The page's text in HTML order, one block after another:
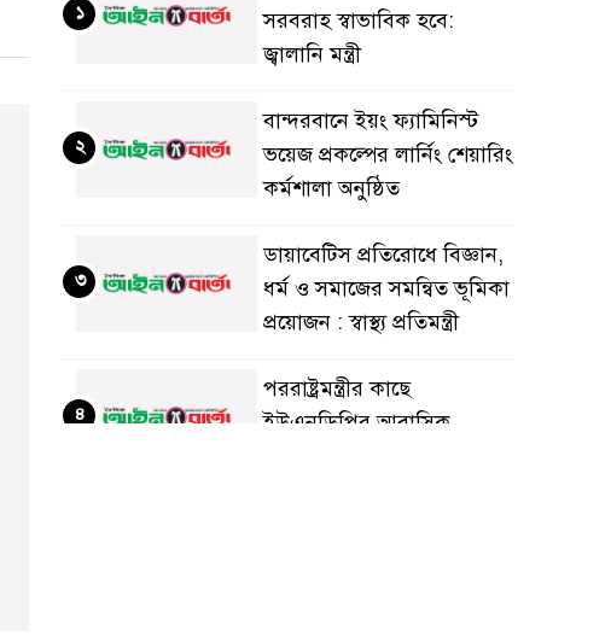
সরবরাহ স্বাভাবিক হবে:
জ্বালানি মন্ত্রী
১
বান্দরবানে ইয়ং ফ্যামিনিস্ট
ভয়েজ প্রকল্পের লার্নিং শেয়ারিং
কর্মশালা অনুষ্ঠিত
২
ডায়াবেটিস প্রতিরোধে বিজ্ঞান,
ধর্ম ও সমাজের সমন্বিত ভূমিকা
প্রয়োজন : স্বাস্থ্য প্রতিমন্ত্রী
৩
পররাষ্ট্রমন্ত্রীর কা‌ছে
ইউএনডিপির আবাসিক
৪